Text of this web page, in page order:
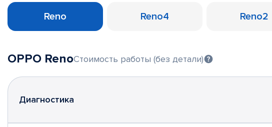
Reno Reno4 Reno2
OPPO RenoСтоимость работы (без детали)
Диагностика